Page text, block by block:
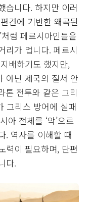
습니다. 하지만 이러
견에 기반한 왜곡된
럼 페르시아인들을
리가 멉니다. 페르시
배하기도 했지만,
아닌 제국의 질서 안
톤 전투와 같은 그리
그리스 방어에 실패
아 전체를 ‘악’으로
. 역사를 이해할 때
력이 필요하며, 단편
다.